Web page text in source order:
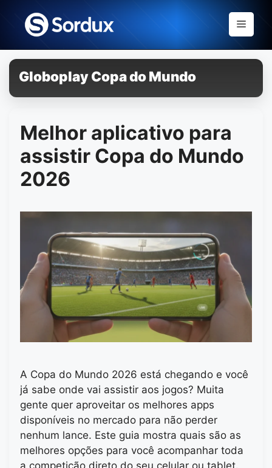
content
Menu
Globoplay Copa do Mundo
Melhor aplicativo para
assistir Copa do Mundo
2026
A Copa do Mundo 2026 está chegando e você
já sabe onde vai assistir aos jogos? Muita
gente quer aproveitar os melhores apps
disponíveis no mercado para não perder
nenhum lance. Este guia mostra quais são as
melhores opções para você acompanhar toda
a competição direto do seu celular ou tablet.